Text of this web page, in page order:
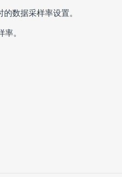
数据采样率设置。
。